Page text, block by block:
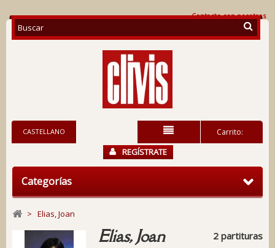
Contacte con nosotros
Carrito:
CASTELLANO
REGÍSTRATE
Categorías
> Elias, Joan
Elias, Joan 2 partituras